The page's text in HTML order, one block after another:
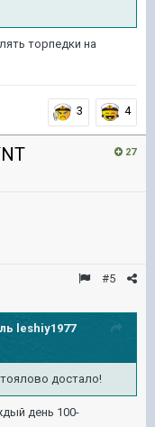
торпедки на
3 4
27
#5
leshiy1977
достало!
день 100-